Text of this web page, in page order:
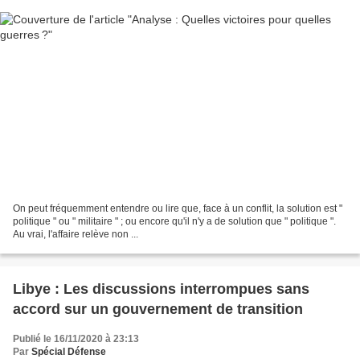
On peut fréquemment entendre ou lire que, face à un conflit, la solution est "
politique " ou " militaire " ; ou encore qu'il n'y a de solution que " politique ".
Au vrai, l'affaire relève non ...
Libye : Les discussions interrompues sans
accord sur un gouvernement de transition
Publié le 16/11/2020 à 23:13
Par Spécial Défense